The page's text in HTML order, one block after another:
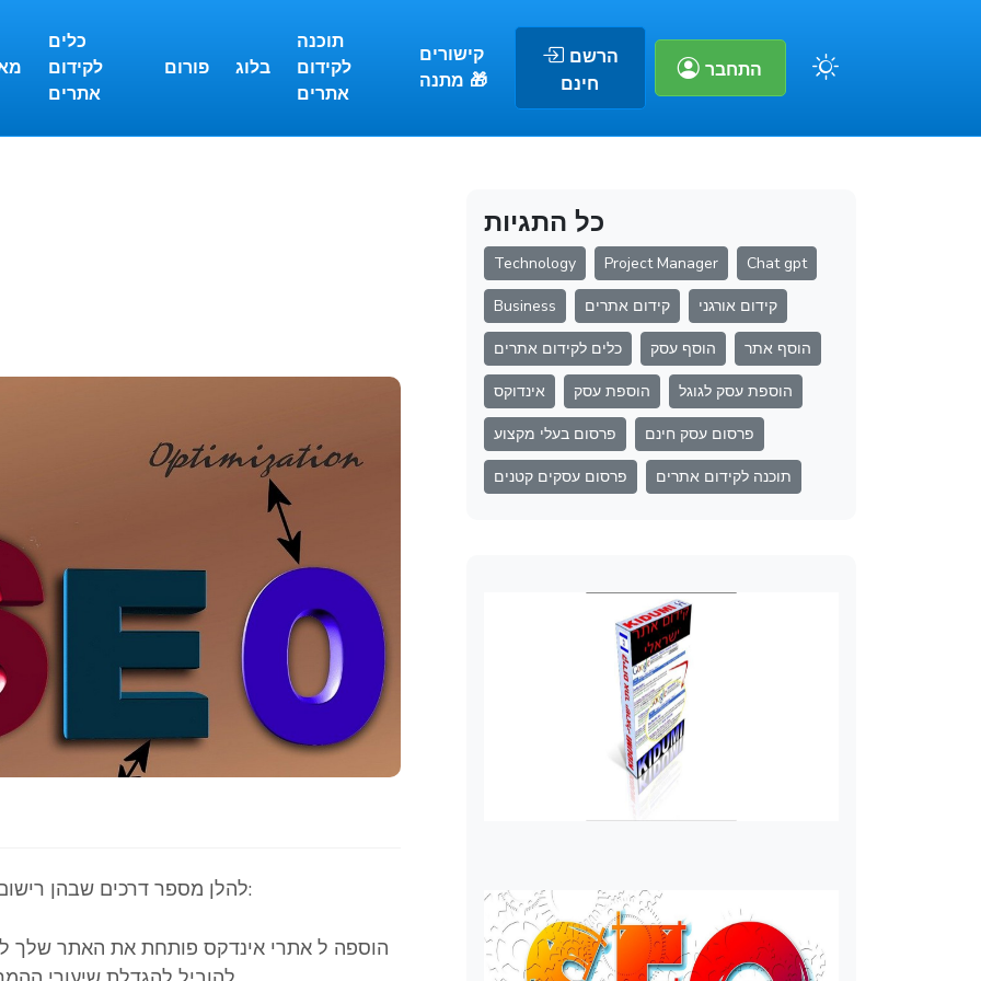
כלים
לקידום
אתרים
פורום בלוג
תוכנה
לקידום
אתרים
קישורים
מתנה 🎁
הרשם
חינם
התחבר
להלן מספר דרכים שבהן רישום לאינדקסים יכול לעזור לקדם את האתר שלך:
כל התגיות
Technology Project Manager Chat gpt
Business קידום אתרים קידום אורגני
כלים לקידום אתרים הוסף עסק הוסף אתר
אינדוקס הוספת עסק הוספת עסק לגוגל
פרסום בעלי מקצוע פרסום עסק חינם
פרסום עסקים קטנים תוכנה לקידום אתרים